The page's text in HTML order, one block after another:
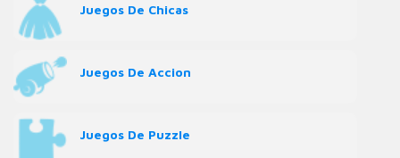
Juegos De Chicas
Juegos De Accion
Juegos De Puzzle